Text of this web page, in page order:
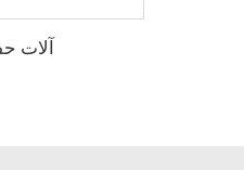
آلات